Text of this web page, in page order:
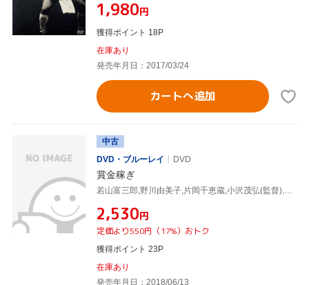
¥1,980円
獲得ポイント 18P
在庫あり
発売年月日：2017/03/24
カートへ追加
中古
DVD・ブルーレイ
DVD
賞金稼ぎ
若山富三郎,野川由美子,片岡千恵蔵,小沢茂弘(監督),八木正生(音楽)
¥2,530円
定価より550円（17%）おトク
獲得ポイント 23P
在庫あり
発売年月日：2018/06/13